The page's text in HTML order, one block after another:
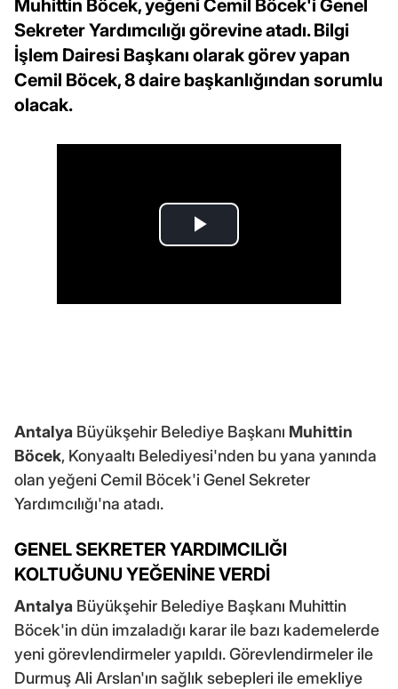
Muhittin Böcek, yeğeni Cemil Böcek'i Genel
Sekreter Yardımcılığı görevine atadı. Bilgi
İşlem Dairesi Başkanı olarak görev yapan
Cemil Böcek, 8 daire başkanlığından sorumlu
olacak.
Antalya Büyükşehir Belediye Başkanı Muhittin
Böcek, Konyaaltı Belediyesi'nden bu yana yanında
olan yeğeni Cemil Böcek'i Genel Sekreter
Yardımcılığı'na atadı.
GENEL SEKRETER YARDIMCILIĞI
KOLTUĞUNU YEĞENİNE VERDİ
Antalya Büyükşehir Belediye Başkanı Muhittin
Böcek'in dün imzaladığı karar ile bazı kademelerde
yeni görevlendirmeler yapıldı. Görevlendirmeler ile
Durmuş Ali Arslan'ın sağlık sebepleri ile emekliye